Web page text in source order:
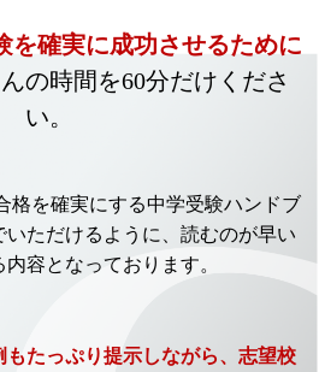
を確実に成功させるために
の時間を60分だけくださ
い。
格を確実にする中学受験ハンドブ
ただけるように、読むのが早い
容となっております。
たっぷり提示しながら、志望校